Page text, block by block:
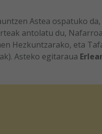
Astea ospatuko
antolatu du,
Hezkuntzarako, eta
Asteko egitaraua